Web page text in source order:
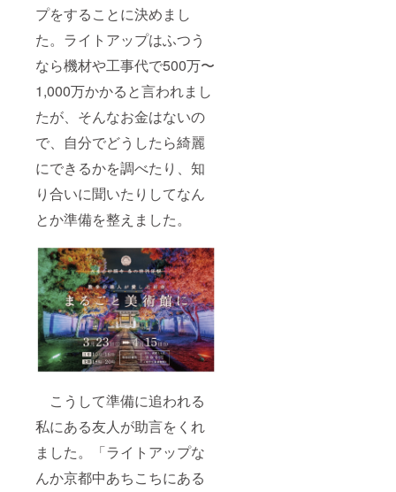
プをすることに決めまし
た。ライトアップはふつう
なら機材や工事代で500万〜
1,000万かかると言われまし
たが、そんなお金はないの
で、自分でどうしたら綺麗
にできるかを調べたり、知
り合いに聞いたりしてなん
とか準備を整えました。
こうして準備に追われる
私にある友人が助言をくれ
ました。「ライトアップな
んか京都中あちこちにある